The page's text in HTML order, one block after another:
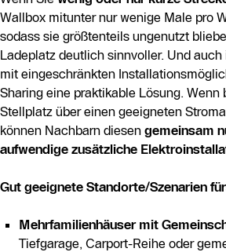
Wallbox mitunter nur wenige Male pro
sodass sie größtenteils ungenutzt
Ladeplatz deutlich sinnvoller. Und
mit eingeschränkten
Sharing eine praktikable Lösung.
Stellplatz über einen geeigneten
können Nachbarn diesen gemeinsam
aufwendige zusätzliche
Gut geeignete Standorte/Szenarien
Mehrfamilienhäuser mit
Tiefgarage, Carport-Reihe oder